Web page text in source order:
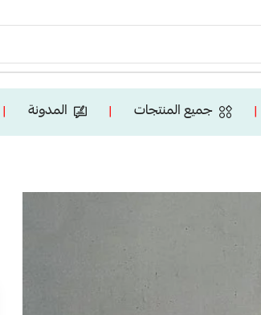
❘ جميع المنتجات ❘ المدونة ❘